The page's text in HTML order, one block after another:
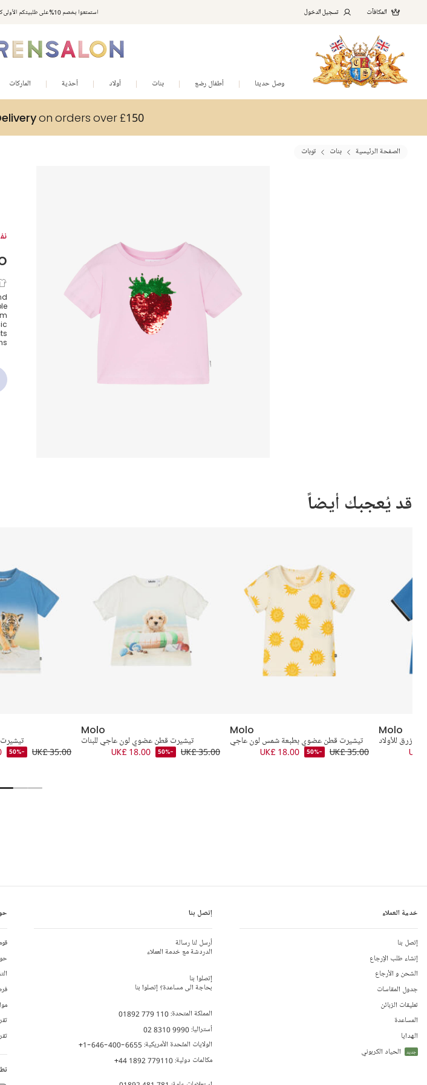
استمتعوا بخصم 10% على طلبيتكم الأولى كهدية ترحيب. سجلوا من هنا المكافآت تسجيل الدخول
وصل حديثا أطفال رضع بنات أولاد أحذية الماركات
on orders over £150
الصفحة الرئيسية بنات توبات
قد يُعجبك أيضاً
UK£ 35.00
-50%
Molo
تيشيرت قطن عضوي لون عاجي للبنات
UK£ 35.00
-50%
UK£ 18.00
Molo
تيشيرت قطن عضوي بطبعة شمس لون عاجي
UK£ 35.00
-50%
UK£ 18.00
Molo
للأولاد
خدمة العملاء
إتصل بنا
إنشاء طلب الإرجاع
الشحن و الأرجاع
جدول المقاسات
تعليقات الزبائن
المساعدة
الهدايا
جديد الحياد الكربوني
إتصل بنا
أرسل لنا رسالة
الدردشة مع خدمة العملاء
إتصلوا بنا
بحاجة الى مساعدة؟ إتصلوا بنا
المملكة المتحدة:01892 779 110
أستراليا:02 8310 9990
الولايات المتّحدة الأمريكية: +1-646-400-6655
مكالمات دولية:+44 1892 779110